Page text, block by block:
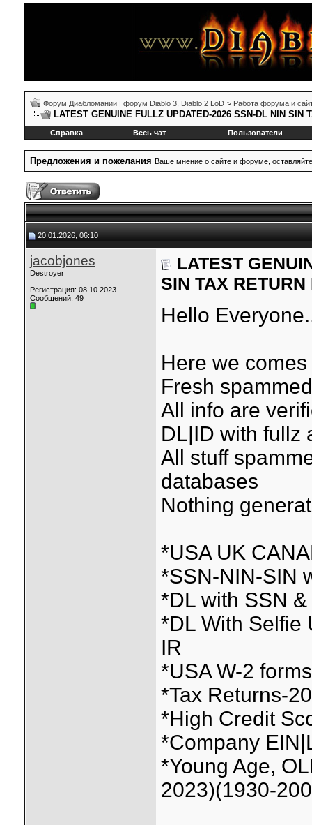
Форум Диабломании | форум Diablo 3, Diablo 2 LoD > Работа форума и
LATEST GENUINE FULLZ UPDATED-2026 SSN-DL NIN SIN
Справка Весь чат Пользователи
Предложения и пожелания Ваше мнение о сайте и форуме,
20.01.2026, 06:10
jacobjones
Destroyer
Регистрация: 08.10.2023
Сообщений: 49
LATEST
SIN TAX
Hello
Here we
Fresh
All info are
DL|ID with fullz
All stuff
databases
Nothing
*USA UK
*SSN-NIN-SIN
*DL with SSN
*DL With Selfie
IR
*USA W-2
*Tax Returns-
*High Credit
*Company
*Young Age,
2023)(1930-